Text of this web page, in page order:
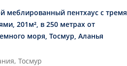
меблированный пентхаус с тремя
201м², в 250 метрах от
моря, Тосмур, Аланья
Тосмур